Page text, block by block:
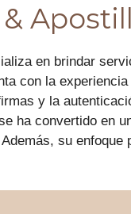
en brindar
con la
y la
ha convertido en
su